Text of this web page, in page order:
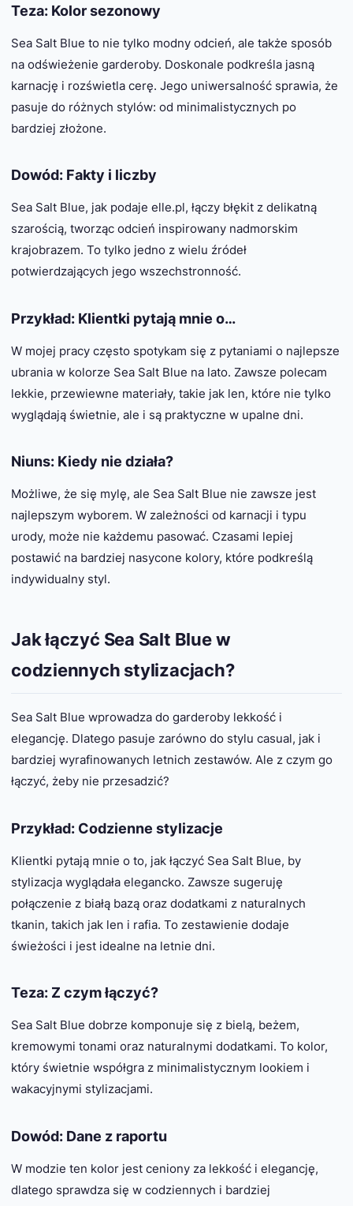
Teza: Kolor sezonowy
Sea Salt Blue to nie tylko modny odcień, ale także sposób
na odświeżenie garderoby. Doskonale podkreśla jasną
karnację i rozświetla cerę. Jego uniwersalność sprawia, że
pasuje do różnych stylów: od minimalistycznych po
bardziej złożone.
Dowód: Fakty i liczby
Sea Salt Blue, jak podaje elle.pl, łączy błękit z delikatną
szarością, tworząc odcień inspirowany nadmorskim
krajobrazem. To tylko jedno z wielu źródeł
potwierdzających jego wszechstronność.
Przykład: Klientki pytają mnie o…
W mojej pracy często spotykam się z pytaniami o najlepsze
ubrania w kolorze Sea Salt Blue na lato. Zawsze polecam
lekkie, przewiewne materiały, takie jak len, które nie tylko
wyglądają świetnie, ale i są praktyczne w upalne dni.
Niuns: Kiedy nie działa?
Możliwe, że się mylę, ale Sea Salt Blue nie zawsze jest
najlepszym wyborem. W zależności od karnacji i typu
urody, może nie każdemu pasować. Czasami lepiej
postawić na bardziej nasycone kolory, które podkreślą
indywidualny styl.
Jak łączyć Sea Salt Blue w
codziennych stylizacjach?
Sea Salt Blue wprowadza do garderoby lekkość i
elegancję. Dlatego pasuje zarówno do stylu casual, jak i
bardziej wyrafinowanych letnich zestawów. Ale z czym go
łączyć, żeby nie przesadzić?
Przykład: Codzienne stylizacje
Klientki pytają mnie o to, jak łączyć Sea Salt Blue, by
stylizacja wyglądała elegancko. Zawsze sugeruję
połączenie z białą bazą oraz dodatkami z naturalnych
tkanin, takich jak len i rafia. To zestawienie dodaje
świeżości i jest idealne na letnie dni.
Teza: Z czym łączyć?
Sea Salt Blue dobrze komponuje się z bielą, beżem,
kremowymi tonami oraz naturalnymi dodatkami. To kolor,
który świetnie współgra z minimalistycznym lookiem i
wakacyjnymi stylizacjami.
Dowód: Dane z raportu
W modzie ten kolor jest ceniony za lekkość i elegancję,
dlatego sprawdza się w codziennych i bardziej